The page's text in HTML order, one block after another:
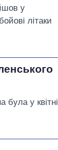
у
літаки
у квітні